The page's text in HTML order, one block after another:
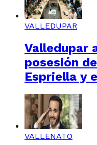
VALLEDUPAR
Valledupar
posesión
Espriella y
VALLENATO